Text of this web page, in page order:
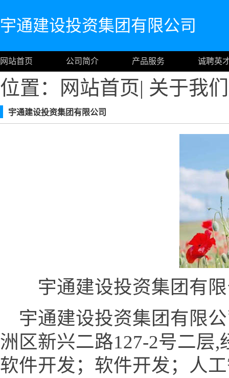
宇通建设投资集团有限公司
网站首页 公司简介 产品服务 诚聘英
位置： 网站首页| 关于我们
宇通建设投资集团有限公司
宇通建设投资集团有限
宇通建设投资集团有限
洲区新兴二路127-2号二层
软件开发；软件开发；人